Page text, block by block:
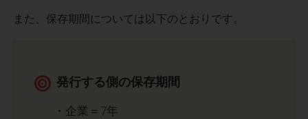
また、保存期間については以下のとおりです。
発行する側の保存期間
・企業＝7年